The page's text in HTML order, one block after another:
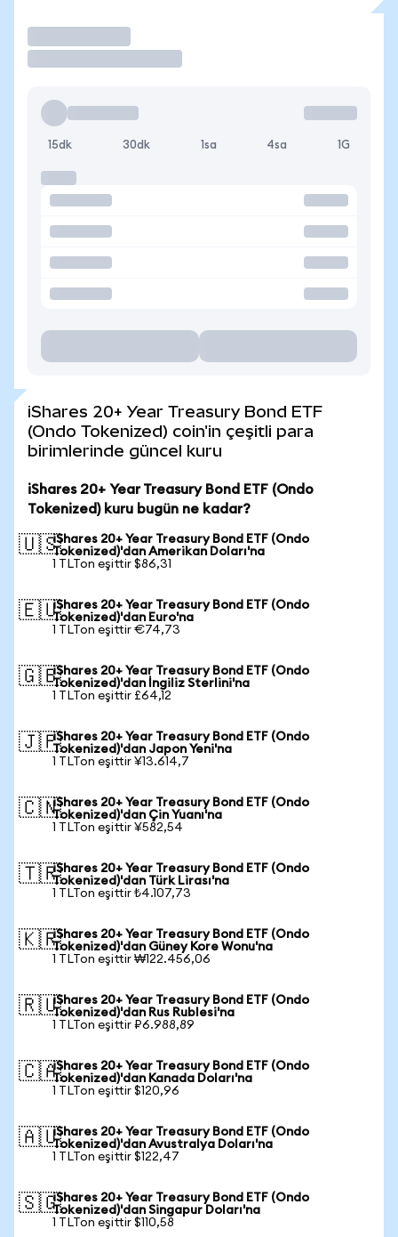
15dk 30dk 1sa 4sa 1G
iShares 20+ Year Treasury Bond ETF
(Ondo Tokenized) coin'in çeşitli para
birimlerinde güncel kuru
iShares 20+ Year Treasury Bond ETF (Ondo
Tokenized) kuru bugün ne kadar?
🇺🇸iShares 20+ Year Treasury Bond ETF (Ondo
Tokenized)'dan Amerikan Doları'na
1 TLTon eşittir $86,31
🇪🇺iShares 20+ Year Treasury Bond ETF (Ondo
Tokenized)'dan Euro'na
1 TLTon eşittir €74,73
🇬🇧iShares 20+ Year Treasury Bond ETF (Ondo
Tokenized)'dan İngiliz Sterlini'na
1 TLTon eşittir £64,12
🇯🇵iShares 20+ Year Treasury Bond ETF (Ondo
Tokenized)'dan Japon Yeni'na
1 TLTon eşittir ¥13.614,7
🇨🇳iShares 20+ Year Treasury Bond ETF (Ondo
Tokenized)'dan Çin Yuanı'na
1 TLTon eşittir ¥582,54
🇹🇷iShares 20+ Year Treasury Bond ETF (Ondo
Tokenized)'dan Türk Lirası'na
1 TLTon eşittir ₺4.107,73
🇰🇷iShares 20+ Year Treasury Bond ETF (Ondo
Tokenized)'dan Güney Kore Wonu'na
1 TLTon eşittir ₩122.456,06
🇷🇺iShares 20+ Year Treasury Bond ETF (Ondo
Tokenized)'dan Rus Rublesi'na
1 TLTon eşittir ₽6.988,89
🇨🇦iShares 20+ Year Treasury Bond ETF (Ondo
Tokenized)'dan Kanada Doları'na
1 TLTon eşittir $120,96
🇦🇺iShares 20+ Year Treasury Bond ETF (Ondo
Tokenized)'dan Avustralya Doları'na
1 TLTon eşittir $122,47
🇸🇬iShares 20+ Year Treasury Bond ETF (Ondo
Tokenized)'dan Singapur Doları'na
1 TLTon eşittir $110,58